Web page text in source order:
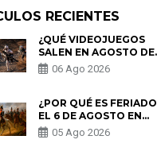
RECIENTES
¿QUÉ VIDEOJUEGOS
SALEN EN AGOSTO DE
2026? ESTOS SON LOS
ESTRENOS MÁS
06 Ago 2026
¿POR QUÉ ES FERIADO
EL 6 DE AGOSTO EN
PERÚ? ESTA ES LA
HISTORIA
05 Ago 2026